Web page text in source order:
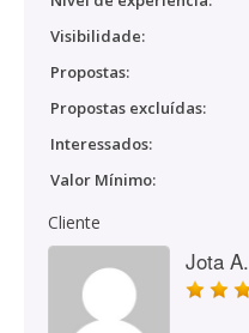
Visibilidade:
Propostas:
Propostas excluídas:
Interessados:
Valor Mínimo:
Cliente
Jota A.